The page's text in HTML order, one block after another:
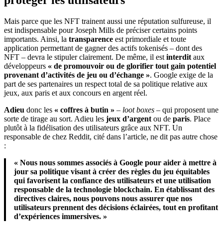
Mais parce que les NFT trainent aussi une réputation sulfureuse, il
est indispensable pour Joseph Mills de préciser certains points
importants. Ainsi, la transparence est primordiale et toute
application permettant de gagner des actifs tokenisés – dont des
NFT – devra le stipuler clairement. De même, il est interdit aux
développeurs « de promouvoir ou de glorifier tout gain potentiel
provenant d’activités de jeu ou d’échange ». Google exige de la
part de ses partenaires un respect total de sa politique relative aux
jeux, aux paris et aux concours en argent réel.
Adieu donc les « coffres à butin » – loot boxes – qui proposent une
sorte de tirage au sort. Adieu les jeux d’argent ou de paris. Place
plutôt à la fidélisation des utilisateurs grâce aux NFT. Un
responsable de chez Reddit, cité dans l’article, ne dit pas autre chose
:
« Nous nous sommes associés à Google pour aider à mettre à
jour sa politique visant à créer des règles du jeu équitables
qui favorisent la confiance des utilisateurs et une utilisation
responsable de la technologie blockchain. En établissant des
directives claires, nous pouvons nous assurer que nos
utilisateurs prennent des décisions éclairées, tout en profitant
d’expériences immersives. »